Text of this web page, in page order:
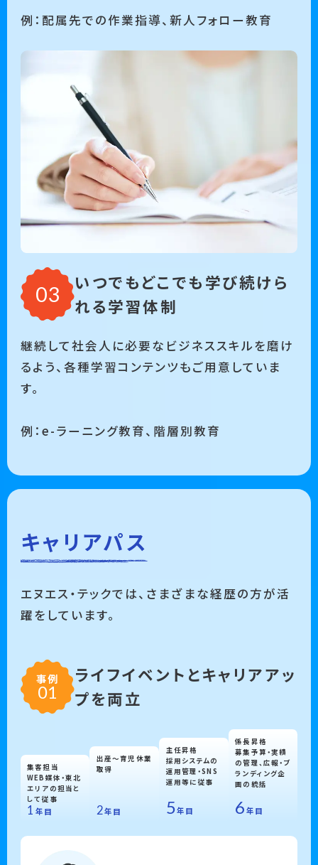
例：配属先での作業指導、新人フォロー教育
いつでもどこでも学び続けら
れる学習体制
継続して社会人に必要なビジネススキルを磨け
るよう、各種学習コンテンツもご用意していま
す。
例：e-ラーニング教育、階層別教育
キャリアパス
エヌエス・テックでは、さまざまな経歴の方が活
躍をしています。
事例
ライフイベントとキャリアアッ
プを両立
集客担当
WEB媒体・東北
エリアの担当と
して従事
1 年目
出産〜育児休業
取得
2年目
主任昇格
採用システムの
運用管理・SNS
運用等に従事
5年目
係長昇格
募集予算・実績
の管理、広報・ブ
ランディング企
画の統括
6 年目